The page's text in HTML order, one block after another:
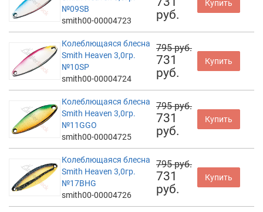
№09SB
smith00-00004723
руб.
Купить
Колеблющаяся блесна
Smith Heaven 3,0гр.
№10SP
smith00-00004724
795 руб.
731
руб.
Купить
Колеблющаяся блесна
Smith Heaven 3,0гр.
№11GGO
smith00-00004725
795 руб.
731
руб.
Купить
Колеблющаяся блесна
Smith Heaven 3,0гр.
№17BHG
smith00-00004726
795 руб.
731
руб.
Купить